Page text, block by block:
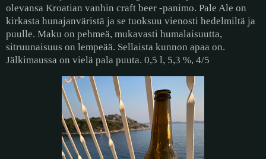
olevansa Kroatian vanhin craft beer -panimo. Pale Ale on
kirkasta hunajanväristä ja se tuoksuu vienosti hedelmiltä ja
puulle. Maku on pehmeä, mukavasti humalaisuutta,
sitruunaisuus on lempeää. Sellaista kunnon apaa on.
Jälkimaussa on vielä pala puuta. 0,5 l, 5,3 %, 4/5